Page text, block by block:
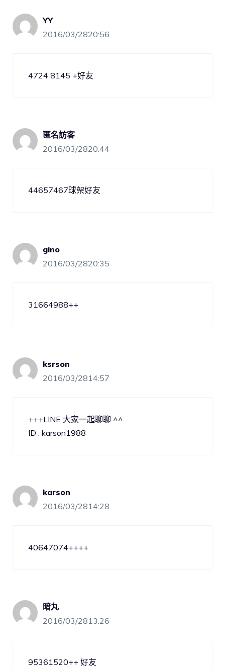
YY
2016/03/2820:56
4724 8145 +好友
匿名訪客
2016/03/2820:44
44657467球架好友
gino
2016/03/2820:35
31664988++
ksrson
2016/03/2814:57
+++LINE 大家一起聊聊 ^^
ID : karson1988
karson
2016/03/2814:28
40647074++++
暗丸
2016/03/2813:26
95361520++ 好友